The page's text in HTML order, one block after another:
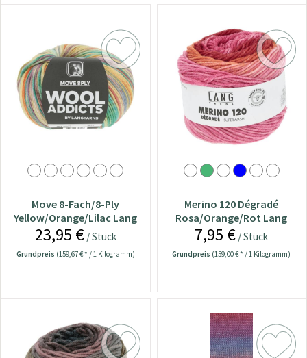
Move 8-Fach/8-Ply
Yellow/Orange/Lilac Lang
Yarns Wolle
23,95 €/ Stück
Grundpreis (159,67 € * / 1 Kilogramm)
Merino 120 Dégradé
Rosa/Orange/Rot Lang
Yarns Wolle
7,95 € / Stück
Grundpreis (159,00 € * / 1 Kilogramm)